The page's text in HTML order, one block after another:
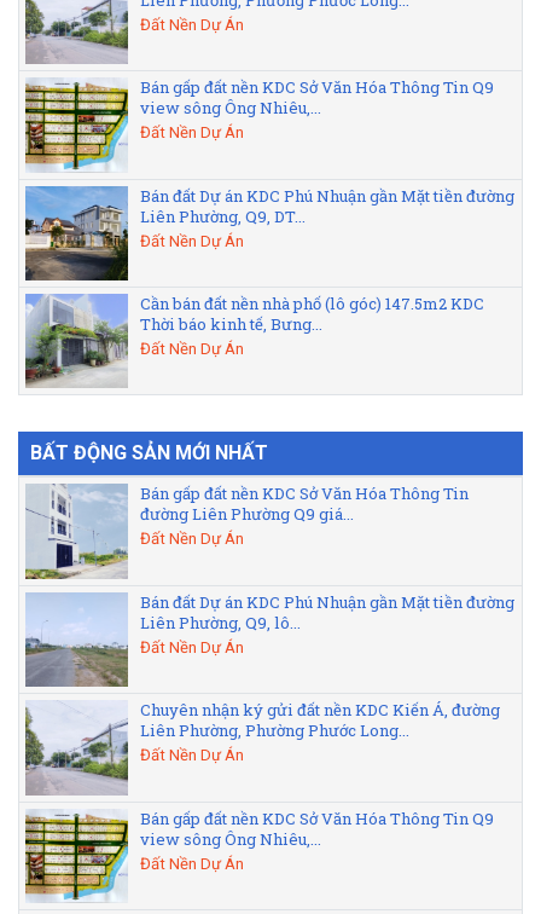
Đất Nền Dự Án
Bán gấp đất nền KDC Sở Văn Hóa Thông Tin Q9
view sông Ông Nhiêu,...
Đất Nền Dự Án
Bán đất Dự án KDC Phú Nhuận gần Mặt tiền đường
Liên Phường, Q9, DT...
Đất Nền Dự Án
Cần bán đất nền nhà phố (lô góc) 147.5m2 KDC
Thời báo kinh tế, Bưng...
Đất Nền Dự Án
BẤT ĐỘNG SẢN MỚI NHẤT
Bán gấp đất nền KDC Sở Văn Hóa Thông Tin
đường Liên Phường Q9 giá...
Đất Nền Dự Án
Bán đất Dự án KDC Phú Nhuận gần Mặt tiền đường
Liên Phường, Q9, lô...
Đất Nền Dự Án
Chuyên nhận ký gửi đất nền KDC Kiến Á, đường
Liên Phường, Phường Phước Long...
Đất Nền Dự Án
Bán gấp đất nền KDC Sở Văn Hóa Thông Tin Q9
view sông Ông Nhiêu,...
Đất Nền Dự Án